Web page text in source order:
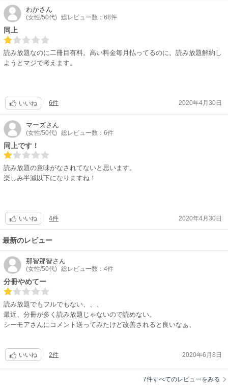
わかさん
(女性/50代) 総レビュー数：68件
同上
読み放題なのに二冊目有料。高い料金毎月払ってるのに。読み放題解約し
ようとマジで考えます。
いいね 6件 2020年4月30日
マーズさん
(女性/50代) 総レビュー数：6件
同上です！
読み放題の意味がなされてないと思います。
楽しみ半減以下になりますね！
いいね 4件 2020年4月30日
最新のレビュー
那智那智さん
(女性/50代) 総レビュー数：4件
分冊やめてー
読み放題でもフルでもない、、、
最近、分冊が多く読み放題じゃないので読めない。
シーモアさんにコメント送ってみたけど改善されると良いなぁ、
いいね 2件 2020年6月8日
7件すべてのレビューをみる